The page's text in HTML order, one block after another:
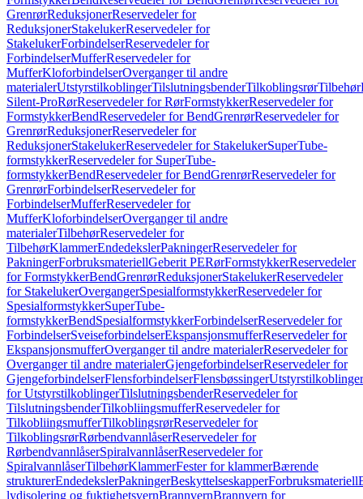
GrenrørReduksjonerReservedeler for
ReduksjonerStakelukerReservedeler for
StakelukerForbindelserReservedeler for
ForbindelserMufferReservedeler for
MufferKloforbindelserOverganger til andre
materialerUtstyrstilkoblingerTilslutningsbenderTilkoblingsrørTilbehør
Silent-ProRørReservedeler for RørFormstykkerReservedeler for
FormstykkerBendReservedeler for BendGrenrørReservedeler for
GrenrørReduksjonerReservedeler for
ReduksjonerStakelukerReservedeler for StakelukerSuperTube-
formstykkerReservedeler for SuperTube-
formstykkerBendReservedeler for BendGrenrørReservedeler for
GrenrørForbindelserReservedeler for
ForbindelserMufferReservedeler for
MufferKloforbindelserOverganger til andre
materialerTilbehørReservedeler for
TilbehørKlammerEndedekslerPakningerReservedeler for
PakningerForbruksmateriellGeberit PERørFormstykkerReservedeler
for FormstykkerBendGrenrørReduksjonerStakelukerReservedeler
for StakelukerOvergangerSpesialformstykkerReservedeler for
SpesialformstykkerSuperTube-
formstykkerBendSpesialformstykkerForbindelserReservedeler for
ForbindelserSveiseforbindelserEkspansjonsmufferReservedeler for
EkspansjonsmufferOverganger til andre materialerReservedeler for
Overganger til andre materialerGjengeforbindelserReservedeler for
GjengeforbindelserFlensforbindelserFlensbøssingerUtstyrstilkoblinger
for UtstyrstilkoblingerTilslutningsbenderReservedeler for
TilslutningsbenderTilkobliingsmufferReservedeler for
TilkobliingsmufferTilkoblingsrørReservedeler for
TilkoblingsrørRørbendvannlåserReservedeler for
RørbendvannlåserSpiralvannlåserReservedeler for
SpiralvannlåserTilbehørKlammerFester for klammerBærende
strukturerEndedekslerPakningerBeskyttelseskapperForbruksmateriell
lydisolering og fuktighetsvernBrannvernBrannvern for